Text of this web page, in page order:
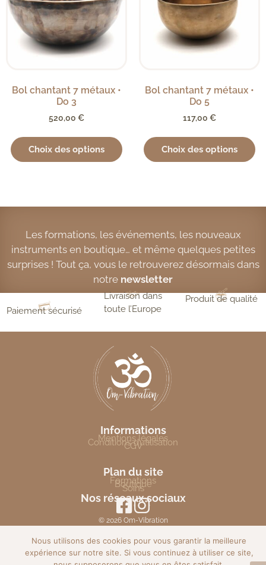
Bol chantant 7 métaux •
Do 3
520,00 €
Choix des options
Bol chantant 7 métaux •
Do 5
117,00 €
Choix des options
Les formations, les événements, les nouveaux
instruments en boutique… et même quelques petites
surprises ! Tout ça, vous le retrouverez désormais dans
notre newsletter
Paiement sécurisé
Livraison dans
toute l’Europe
Produit de qualité
Informations
Mentions légales
Conditions d’utilisation
CGV
Plan du site
Formations
Boutique
Soins
Nos réseaux sociaux
© 2026 Om-Vibration
Nous utilisons des cookies pour vous garantir la meilleure
expérience sur notre site. Si vous continuez à utiliser ce site,